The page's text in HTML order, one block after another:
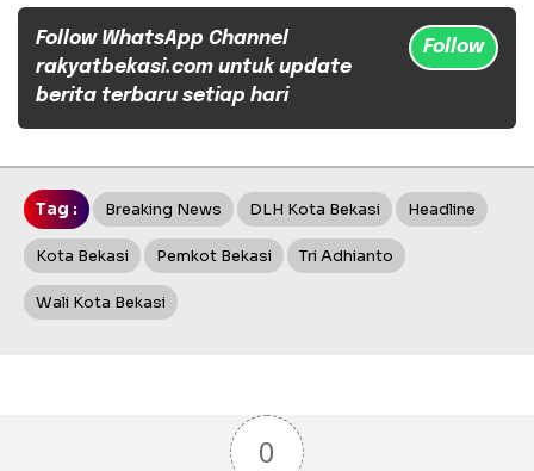
Follow WhatsApp Channel
rakyatbekasi.com untuk update
berita terbaru setiap hari
Follow
Tag : Breaking News DLH Kota Bekasi Headline
Kota Bekasi Pemkot Bekasi Tri Adhianto
Wali Kota Bekasi
0